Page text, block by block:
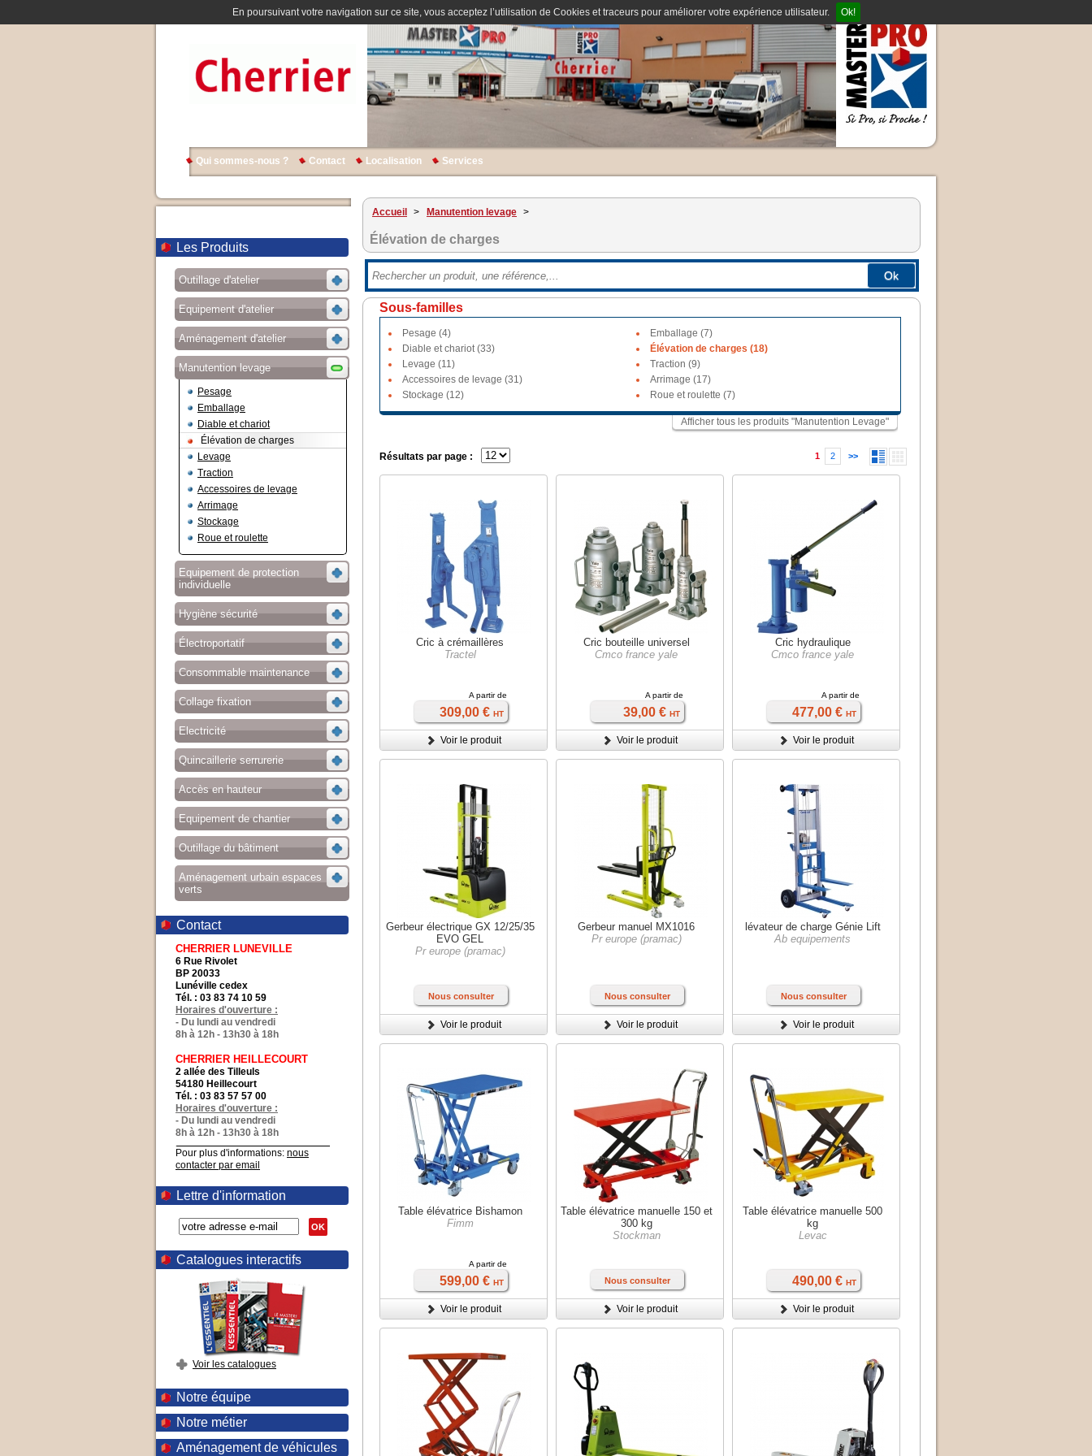
En poursuivant votre navigation sur ce site, vous acceptez l’utilisation de Cookies et traceurs pour améliorer votre expérience utilisateur. Ok!
Qui sommes-nous ? Contact Localisation Services
Les Produits
Outillage d'atelier
Equipement d'atelier
Aménagement d'atelier
Manutention levage
Pesage
Emballage
Diable et chariot
Élévation de charges
Levage
Traction
Accessoires de levage
Arrimage
Stockage
Roue et roulette
Equipement de protection
individuelle
Hygiène sécurité
Électroportatif
Consommable maintenance
Collage fixation
Electricité
Quincaillerie serrurerie
Accès en hauteur
Equipement de chantier
Outillage du bâtiment
Aménagement urbain espaces
verts
Contact
CHERRIER LUNEVILLE
6 Rue Rivolet
BP 20033
Lunéville cedex
Tél. : 03 83 74 10 59
Horaires d'ouverture :
- Du lundi au vendredi
8h à 12h - 13h30 à 18h
CHERRIER HEILLECOURT
2 allée des Tilleuls
54180 Heillecourt
Tél. : 03 83 57 57 00
Horaires d'ouverture :
- Du lundi au vendredi
8h à 12h - 13h30 à 18h
Pour plus d'informations: nous
contacter par email
Lettre d'information
OK
Catalogues interactifs
Voir les catalogues
Notre équipe
Notre métier
Aménagement de véhicules
Accueil > Manutention levage >
Élévation de charges
Ok
Sous-familles
Pesage (4)
Emballage (7)
Diable et chariot (33)
Élévation de charges (18)
Levage (11)
Traction (9)
Accessoires de levage (31)
Arrimage (17)
Stockage (12)
Roue et roulette (7)
Afficher tous les produits "Manutention Levage"
Résultats par page : 1 2 >>
Cric à crémaillères
Tractel
A partir de
309,00 € HT
Voir le produit
Cric bouteille universel
Cmco france yale
A partir de
39,00 € HT
Voir le produit
Cric hydraulique
Cmco france yale
A partir de
477,00 € HT
Voir le produit
Gerbeur électrique GX 12/25/35
EVO GEL
Pr europe (pramac)
Nous consulter
Voir le produit
Gerbeur manuel MX1016
Pr europe (pramac)
Nous consulter
Voir le produit
lévateur de charge Génie Lift
Ab equipements
Nous consulter
Voir le produit
Table élévatrice Bishamon
Fimm
A partir de
599,00 € HT
Voir le produit
Table élévatrice manuelle 150 et
300 kg
Stockman
Nous consulter
Voir le produit
Table élévatrice manuelle 500
kg
Levac
490,00 € HT
Voir le produit